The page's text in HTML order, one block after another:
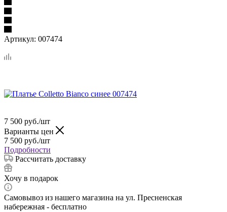
Артикул: 007474
7 500 руб./шт
Варианты цен
7 500 руб./шт
Подробности
Рассчитать доставку
Хочу в подарок
Самовывоз из нашего магазина на ул. Пресненская
набережная - бесплатно